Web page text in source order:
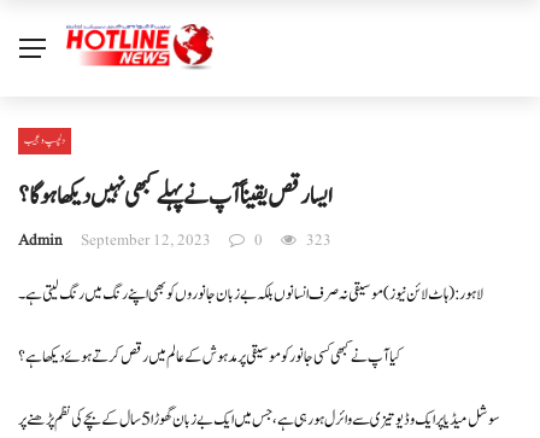
دلچسپ و عجیب
ایسا رقص یقیناً آپ نے پہلے کبھی نہیں دیکھا ہو گا ؟
Admin September 12, 2023 0 323
لاہور: ( ہاٹ لائن نیوز) موسیقی نہ صرف انسانوں بلکہ بے زبان جانوروں کو بھی اپنے رنگ میں رنگ لیتی ہے۔
کیا آپ نے کبھی کسی جانور کو موسیقی پر مدہوش کے عالم میں رقص کرتے ہوئے دیکھا ہے؟
سوشل میڈیا پر ایک وڈیو تیزی سے وائرل ہورہی ہے ، جس میں ایک بے زبان گھوڑا 5 سال کے بچے کی نظم پڑھنے پر